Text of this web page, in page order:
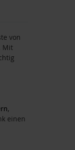
von
Mit
,
einen